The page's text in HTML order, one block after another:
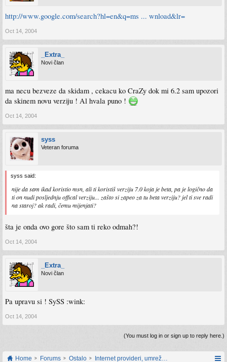
http://www.google.com/search?hl=en&q=ms ... wnload&lr=
Oct 14, 2004
_Extra_
Novi član
ma necu bezveze da skidam , cekacu ko CraZy dok mi 6.2 sam upozori
da skinem novu verziju ! Al hvala puno !
Oct 14, 2004
syss
Veteran foruma
syss said:
nije da sam ikad koristio msn, ali ti koristiš verziju 7.0 koja je beta, pa je logično da
ti on nudi posljednju offical verziju... zašto si zapeo za tu beta verziju? jel ti sve radi
na staroj? ak radi, čemu mijenjati?
šta je onda ovo gore što sam ti reko odmah?!
Oct 14, 2004
_Extra_
Novi član
Pa upravu si ! SySS :wink:
Oct 14, 2004
(You must log in or sign up to reply here.)
Home Forums Ostalo Internet provideri, umrežavanje i web servisi